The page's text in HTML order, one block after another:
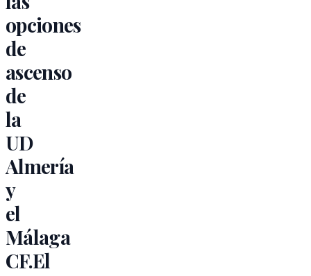
opciones
de
ascenso
de
la
UD
Almería
y
el
Málaga
CF.El